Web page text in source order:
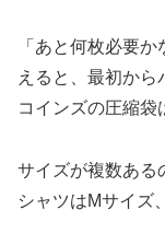
「あと何枚必要
えると、最初か
コインズの圧縮袋
サイズが複数ある
シャツはMサイズ